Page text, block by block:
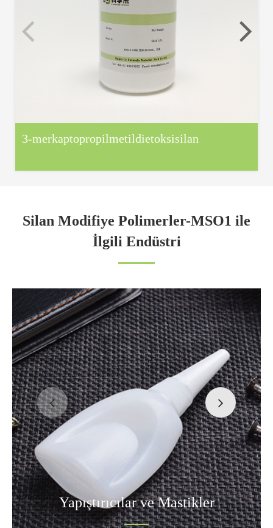
3-merkaptopropilmetildietoksisilan
Silan Modifiye Polimerler-MSO1 ile
İlgili Endüstri
Yapıştırıcılar ve Mastikler